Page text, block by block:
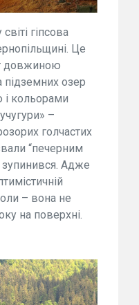
гіпсова
Це
довжиною
озер
кольорами
–
голчастих
“печерним
зупинився. Адже
– вона не
на поверхні.